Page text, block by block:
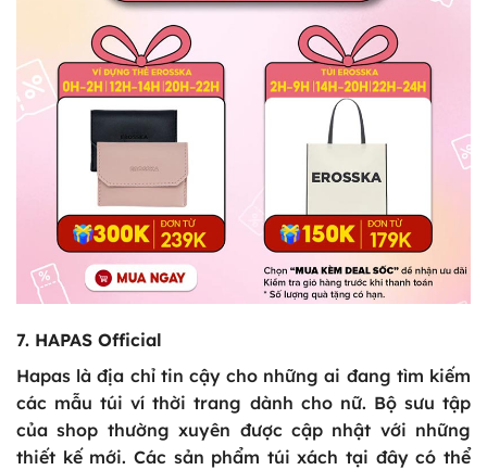
7. HAPAS Official
Hapas là địa chỉ tin cậy cho những ai đang tìm kiếm
các mẫu túi ví thời trang dành cho nữ. Bộ sưu tập
của shop thường xuyên được cập nhật với những
thiết kế mới. Các sản phẩm túi xách tại đây có thể